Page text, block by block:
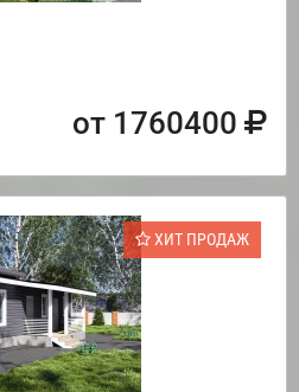
от 1760400
ХИТ ПРОДАЖ